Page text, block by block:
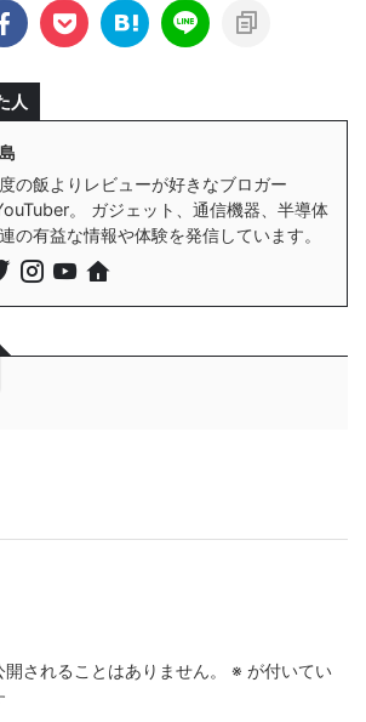
人
の飯よりレビューが好きなブロガー
。 ガジェット、通信機器、半導体
の有益な情報や体験を発信しています。
されることはありません。 ※ が付いてい